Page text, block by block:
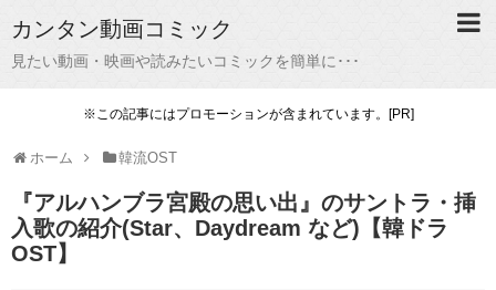
カンタン動画コミック
見たい動画・映画や読みたいコミックを簡単に･･･
※この記事にはプロモーションが含まれています。[PR]
ホーム 韓流OST
『アルハンブラ宮殿の思い出』のサントラ・挿
入歌の紹介(Star、Daydream など)【韓ドラ
OST】